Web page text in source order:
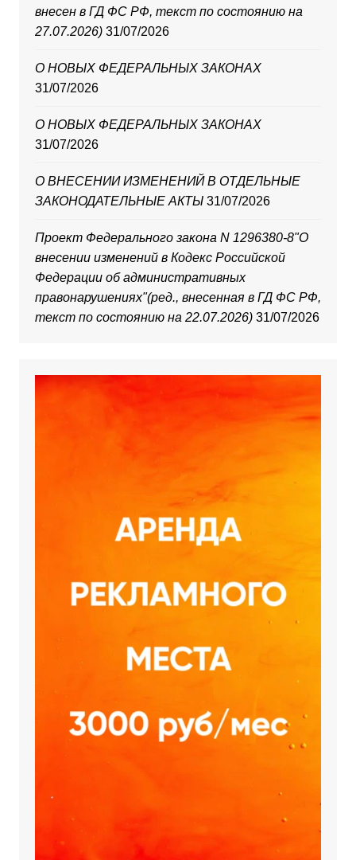
внесен в ГД ФС РФ, текст по состоянию на
27.07.2026) 31/07/2026
О НОВЫХ ФЕДЕРАЛЬНЫХ ЗАКОНАХ
31/07/2026
О НОВЫХ ФЕДЕРАЛЬНЫХ ЗАКОНАХ
31/07/2026
О ВНЕСЕНИИ ИЗМЕНЕНИЙ В ОТДЕЛЬНЫЕ
ЗАКОНОДАТЕЛЬНЫЕ АКТЫ 31/07/2026
Проект Федерального закона N 1296380-8"О
внесении изменений в Кодекс Российской
Федерации об административных
правонарушениях"(ред., внесенная в ГД ФС РФ,
текст по состоянию на 22.07.2026) 31/07/2026